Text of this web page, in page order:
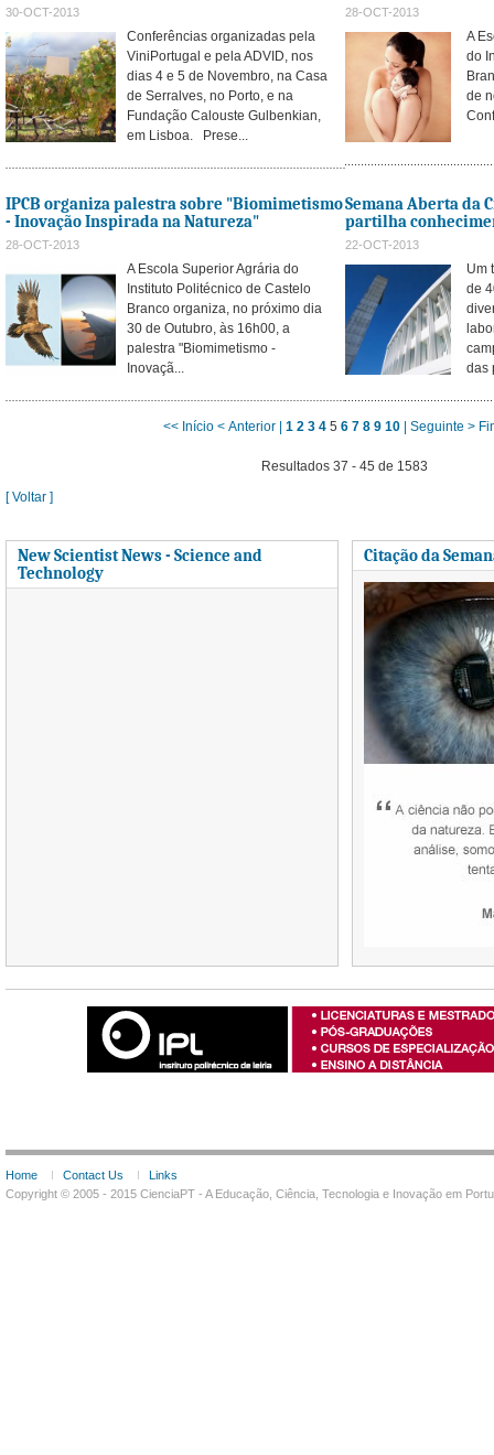
30-OCT-2013
Conferências organizadas pela
ViniPortugal e pela ADVID, nos
dias 4 e 5 de Novembro, na Casa
de Serralves, no Porto, e na
Fundação Calouste Gulbenkian,
em Lisboa. Prese...
28-OCT-2013
A
do
de
IPCB organiza palestra sobre "Biomimetismo
- Inovação Inspirada na Natureza"
28-OCT-2013
A Escola Superior Agrária do
Instituto Politécnico de Castelo
Branco organiza, no próximo dia
30 de Outubro, às 16h00, a
palestra "Biomimetismo -
Inovaçã...
Semana Aberta da
partilha
22-OCT-2013
Um
de
das
<< Início < Anterior | 1 2 3 4 5 6 7 8 9 10 | Seguinte >
Resultados 37 - 45 de 1583
[ Voltar ]
New Scientist News - Science and
Technology
Citação da
Home Contact Us
Links
Copyright © 2005 - 2015 CienciaPT - A Educação, Ciência, Tecnologia e Inovação em